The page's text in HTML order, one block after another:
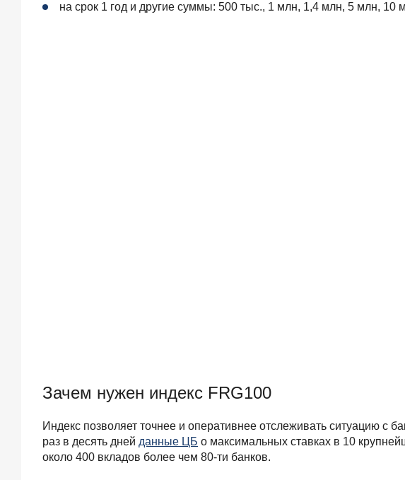
на срок 1 год и другие суммы: 500 тыс., 1 млн, 1,4 млн, 5 млн, 10
Зачем нужен индекс FRG100
Индекс позволяет точнее и оперативнее oтcлeживaть ситуацию с
раз в десять дней данные ЦБ о максимальных ставках в 10
около 400 вкладов более чем 80-ти банков.